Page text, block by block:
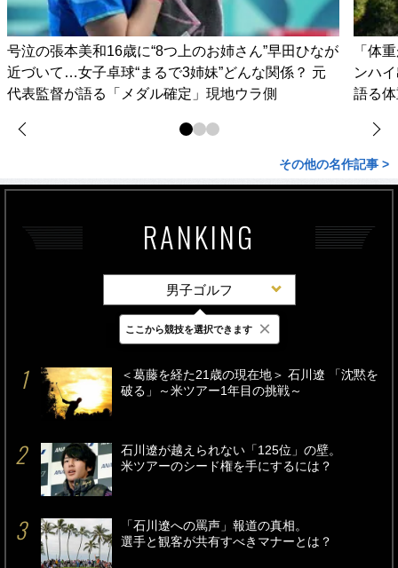
号泣の張本美和16歳に“8つ上のお姉さん”早田ひなが
近づいて…女子卓球“まるで3姉妹”どんな関係？ 元
代表監督が語る「メダル確定」現地ウラ側
「体
ンハ
語る
その他の名作記事 >
RANKING
男子ゴルフ
最新 24時間 週間
＜葛藤を経た21歳の現在地＞ 石川遼 「沈黙を
破る」～米ツアー1年目の挑戦～
石川遼が越えられない「125位」の壁。
米ツアーのシード権を手にするには？
「石川遼への罵声」報道の真相。
選手と観客が共有すべきマナーとは？
ここから競技を選択できます ×